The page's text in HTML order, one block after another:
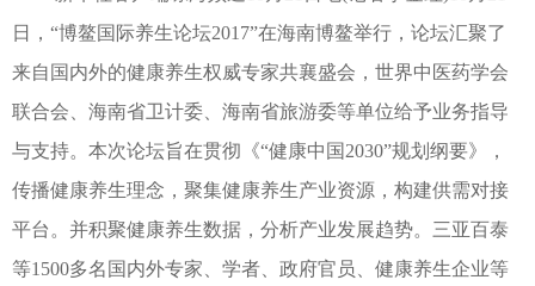
日，“博鳌国际养生论坛2017”在海南博鳌举行，论坛汇聚了
来自国内外的健康养生权威专家共襄盛会，世界中医药学会
联合会、海南省卫计委、海南省旅游委等单位给予业务指导
与支持。本次论坛旨在贯彻《“健康中国2030”规划纲要》，
传播健康养生理念，聚集健康养生产业资源，构建供需对接
平台。并积聚健康养生数据，分析产业发展趋势。三亚百泰
等1500多名国内外专家、学者、政府官员、健康养生企业等